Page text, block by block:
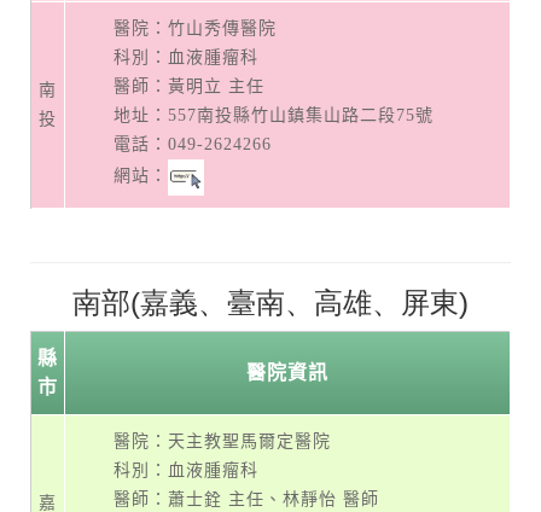
南
投
醫院：竹山秀傳醫院
科別：血液腫瘤科
醫師：黃明立 主任
地址： 557南投縣竹山鎮集山路二段75號
電話： 049-2624266
網站：
南部(嘉義、臺南、高雄、屏東)
縣
市
醫院資訊
嘉
醫院：天主教聖馬爾定醫院
科別：血液腫瘤科
醫師：蕭士銓 主任、林靜怡 醫師